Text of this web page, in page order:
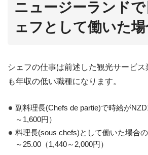
ニュージーランド
ェフとして働いた
シェフの仕事は前述した観光サービ
も年収の低い職種になります。
副料理長(Chefs de partie)で時給が
～1,600円）
料理長(sous chefs)として働いた場合
～25.00（1,440～2,000円）